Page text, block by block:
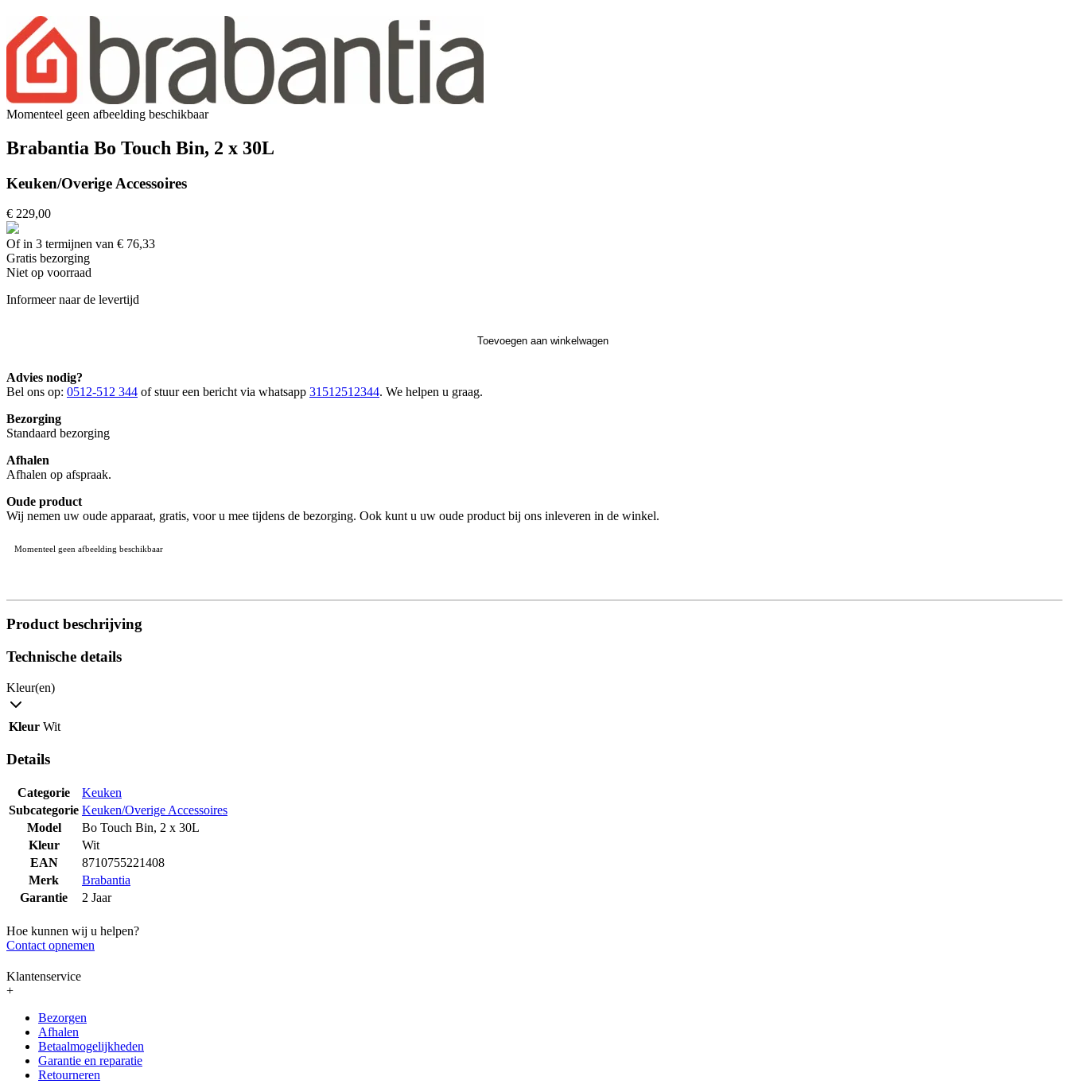
Momenteel geen afbeelding beschikbaar
Brabantia Bo Touch Bin, 2 x 30L
Keuken/Overige Accessoires
€ 229,00
Of in 3 termijnen van € 76,33
Gratis bezorging
Niet op voorraad
Informeer naar de levertijd
Toevoegen aan winkelwagen
Advies nodig?
Bel ons op: 0512-512 344 of stuur een bericht via whatsapp 31512512344. We helpen u graag.
Bezorging
Standaard bezorging
Afhalen
Afhalen op afspraak.
Oude product
Wij nemen uw oude apparaat, gratis, voor u mee tijdens de bezorging. Ook kunt u uw oude product bij ons inleveren in de winkel.
Momenteel geen afbeelding beschikbaar
Product beschrijving
Technische details
Kleur(en)
Kleur Wit
Details
Categorie
Keuken
Subcategorie Keuken/Overige Accessoires
Model
Bo Touch Bin, 2 x 30L
Kleur
Wit
EAN
8710755221408
Merk
Brabantia
Garantie
2 Jaar
Hoe kunnen wij u helpen?
Contact opnemen
Klantenservice
+
Bezorgen
Afhalen
Betaalmogelijkheden
Garantie en reparatie
Retourneren